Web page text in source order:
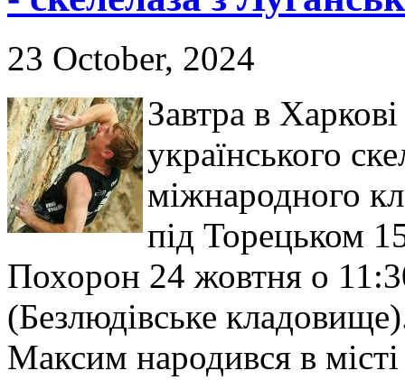
23 October, 2024
Завтра в
українського
міжнародного
під Торецьком
Похорон 24 жовтня о
(Безлюдівське
Максим народився в